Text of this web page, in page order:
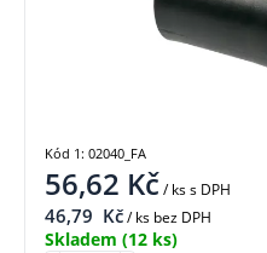
56,62 Kč/ kss DPH
46,79 Kč/ ks bez DPH
Skladem (12 ks)
Kód 1: 02040_FA